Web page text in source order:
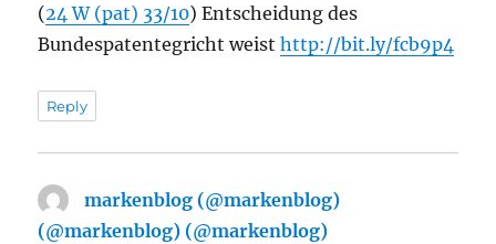
(24 W (pat) 33/10) Entscheidung des
Bundespatentegricht weisthttp://bit.ly/fcb9p4
Reply
markenblog (@markenblog)
(@markenblog) (@markenblog)